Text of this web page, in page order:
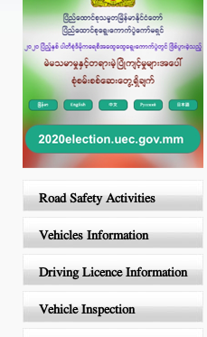
Road Safety Activities
Vehicles Information
Driving Licence Information
Vehicle Inspection